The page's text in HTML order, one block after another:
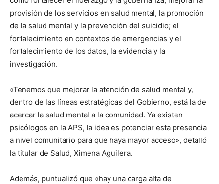
provisión de los servicios en salud mental, la promoción
de la salud mental y la prevención del suicidio; el
fortalecimiento en contextos de emergencias y el
fortalecimiento de los datos, la evidencia y la
investigación.
«Tenemos que mejorar la atención de salud mental y,
dentro de las líneas estratégicas del Gobierno, está la de
acercar la salud mental a la comunidad. Ya existen
psicólogos en la APS, la idea es potenciar esta presencia
a nivel comunitario para que haya mayor acceso», detalló
la titular de Salud, Ximena Aguilera.
Además, puntualizó que «hay una carga alta de